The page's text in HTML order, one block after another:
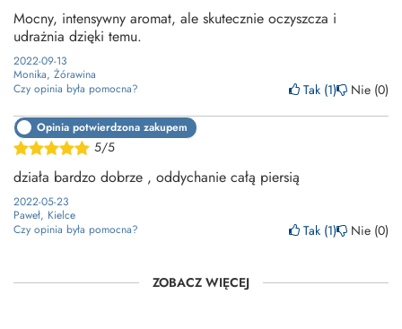
Mocny, intensywny aromat, ale skutecznie oczyszcza i
udrażnia dzięki temu.
2022-09-13
Monika, Żórawina
Czy opinia była pomocna?
Tak 1 Nie 0
5/5
Opinia potwierdzona zakupem
działa bardzo dobrze , oddychanie całą piersią
2022-05-23
Paweł, Kielce
Czy opinia była pomocna?
Tak 1 Nie 0
ZOBACZ WIĘCEJ